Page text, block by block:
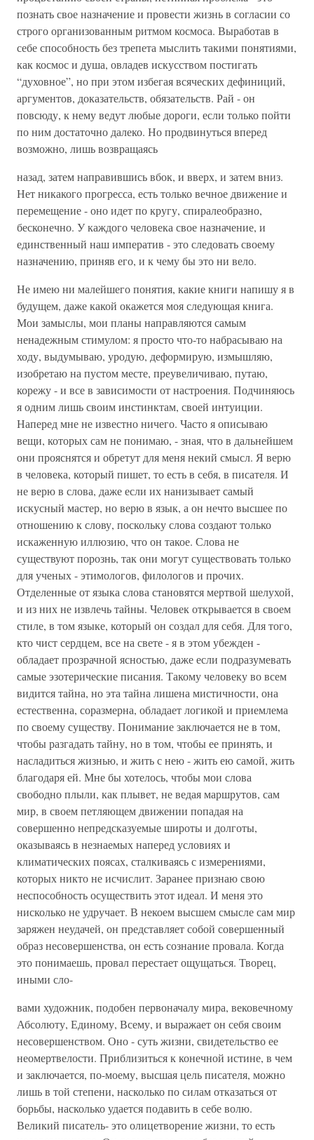
познать свое назначение и провести жизнь в согласии со
строго организованным ритмом космоса. Выработав в
себе способность без трепета мыслить такими понятиями,
как космос и душа, овладев искусством постигать
“духовное”, но при этом избегая всяческих дефиниций,
аргументов, доказательств, обязательств. Рай - он
повсюду, к нему ведут любые дороги, если только пойти
по ним достаточно далеко. Но продвинуться вперед
возможно, лишь возвращаясь
назад, затем направившись вбок, и вверх, и затем вниз.
Нет никакого прогресса, есть только вечное движение и
перемещение - оно идет по кругу, спиралеобразно,
бесконечно. У каждого человека свое назначение, и
единственный наш императив - это следовать своему
назначению, приняв его, и к чему бы это ни вело.
Не имею ни малейшего понятия, какие книги напишу я в
будущем, даже какой окажется моя следующая книга.
Мои замыслы, мои планы направляются самым
ненадежным стимулом: я просто что-то набрасываю на
ходу, выдумываю, уродую, деформирую, измышляю,
изобретаю на пустом месте, преувеличиваю, путаю,
корежу - и все в зависимости от настроения. Подчиняюсь
я одним лишь своим инстинктам, своей интуиции.
Наперед мне не известно ничего. Часто я описываю
вещи, которых сам не понимаю, - зная, что в дальнейшем
они прояснятся и обретут для меня некий смысл. Я верю
в человека, который пишет, то есть в себя, в писателя. И
не верю в слова, даже если их нанизывает самый
искусный мастер, но верю в язык, а он нечто высшее по
отношению к слову, поскольку слова создают только
искаженную иллюзию, что он такое. Слова не
существуют порознь, так они могут существовать только
для ученых - этимологов, филологов и прочих.
Отделенные от языка слова становятся мертвой шелухой,
и из них не извлечь тайны. Человек открывается в своем
стиле, в том языке, который он создал для себя. Для того,
кто чист сердцем, все на свете - я в этом убежден -
обладает прозрачной ясностью, даже если подразумевать
самые эзотерические писания. Такому человеку во всем
видится тайна, но эта тайна лишена мистичности, она
естественна, соразмерна, обладает логикой и приемлема
по своему существу. Понимание заключается не в том,
чтобы разгадать тайну, но в том, чтобы ее принять, и
насладиться жизнью, и жить с нею - жить ею самой, жить
благодаря ей. Мне бы хотелось, чтобы мои слова
свободно плыли, как плывет, не ведая маршрутов, сам
мир, в своем петляющем движении попадая на
совершенно непредсказуемые широты и долготы,
оказываясь в незнаемых наперед условиях и
климатических поясах, сталкиваясь с измерениями,
которых никто не исчислит. Заранее признаю свою
неспособность осуществить этот идеал. И меня это
нисколько не удручает. В некоем высшем смысле сам мир
заряжен неудачей, он представляет собой совершенный
образ несовершенства, он есть сознание провала. Когда
это понимаешь, провал перестает ощущаться. Творец,
иными сло-
вами художник, подобен первоначалу мира, вековечному
Абсолюту, Единому, Всему, и выражает он себя своим
несовершенством. Оно - суть жизни, свидетельство ее
неомертвелости. Приблизиться к конечной истине, в чем
и заключается, по-моему, высшая цель писателя, можно
лишь в той степени, насколько по силам отказаться от
борьбы, насколько удается подавить в себе волю.
Великий писатель- это олицетворение жизни, то есть